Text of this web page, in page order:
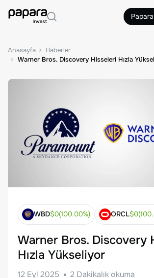
Anasayfa
Haberler
Warner Bros. Discovery Hisseleri Hızla
WBD$0(100.00%) ORCL$0(
Warner Bros. Discovery
Hızla Yükseliyor
12 Eyl 2025 2 Dakikalık okuma